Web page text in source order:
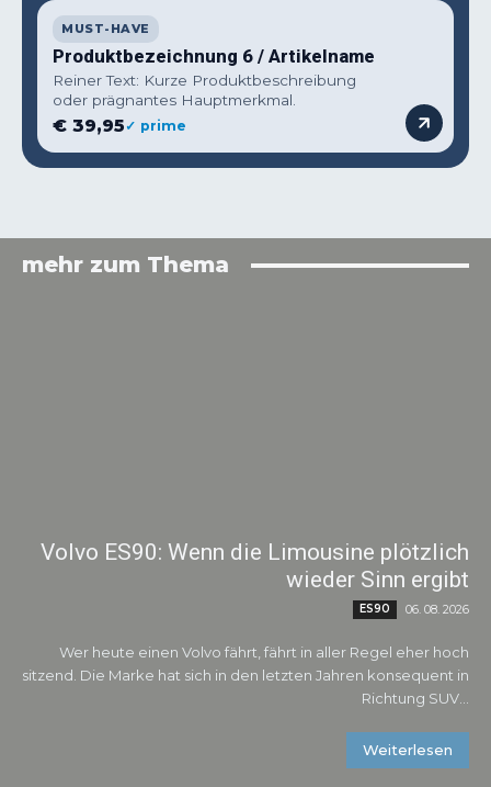
MUST-HAVE
Produktbezeichnung 6 / Artikelname
Reiner Text: Kurze Produktbeschreibung
oder prägnantes Hauptmerkmal.
€ 39,95✓ prime
mehr zum Thema
Volvo ES90: Wenn die Limousine plötzlich
wieder Sinn ergibt
ES90 06. 08. 2026
Wer heute einen Volvo fährt, fährt in aller Regel eher hoch
sitzend. Die Marke hat sich in den letzten Jahren konsequent in
Richtung SUV...
Weiterlesen